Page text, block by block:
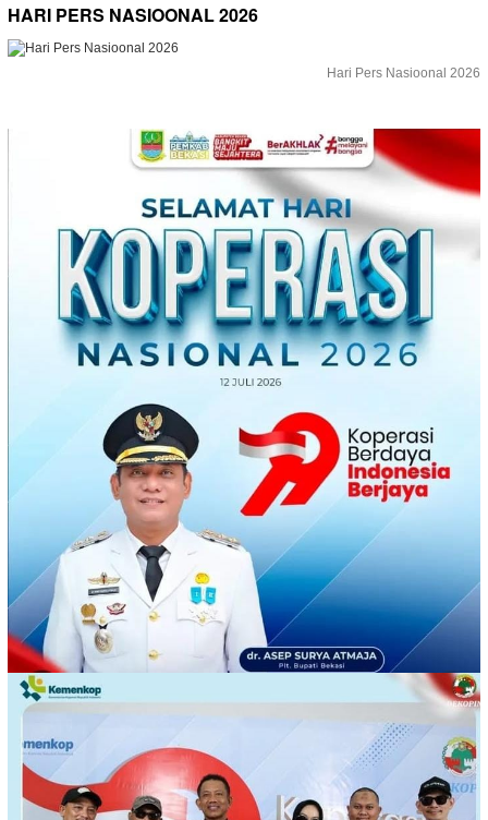
HARI PERS NASIOONAL 2026
Hari Pers Nasioonal 2026